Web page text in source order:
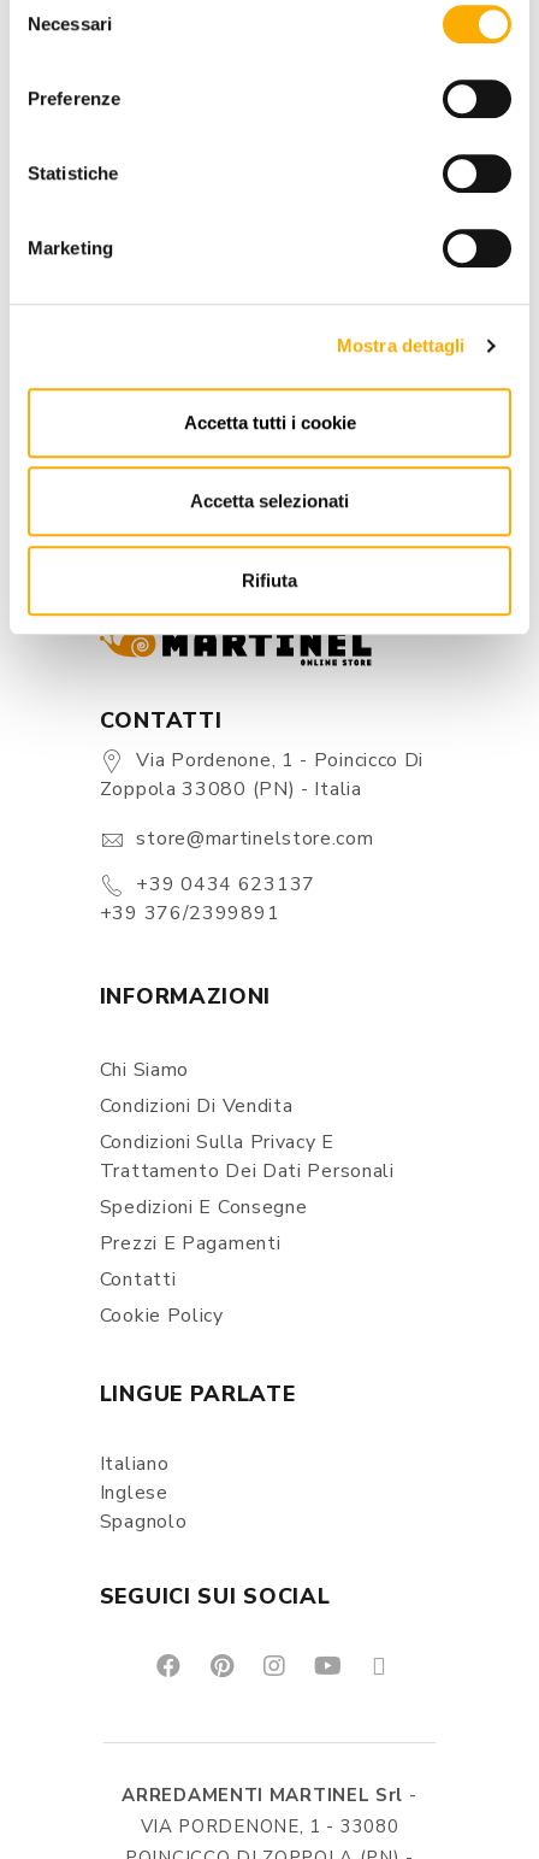
delNecessari
Preferenze
Statistiche
Marketing
Mostra dettagli
Accetta tutti i cookie
Accetta selezionati
Rifiuta
QUANTITÀ:
€ 1.852,45
ACQUISTA
BRAND
MIGLIOR PREZZO GARANTITO
CONTATTI
Via Pordenone, 1 - Poincicco Di
Zoppola 33080 (PN) - Italia
store@martinelstore.com
+39 0434 623137
+39 376/2399891
INFORMAZIONI
Chi Siamo
Condizioni Di Vendita
Condizioni Sulla Privacy E
Trattamento Dei Dati Personali
Spedizioni E Consegne
Prezzi E Pagamenti
Contatti
Cookie Policy
LINGUE PARLATE
Italiano
Inglese
Spagnolo
SEGUICI SUI SOCIAL
ARREDAMENTI MARTINEL Srl -
VIA PORDENONE, 1 - 33080